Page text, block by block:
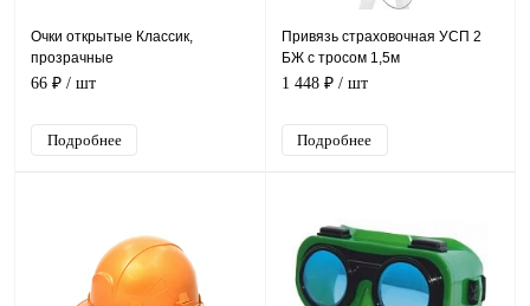
Очки открытые Классик,
прозрачные
66 ₽ / шт
Подробнее
Привязь страховочная УСП 2
БЖ с тросом 1,5м
1 448 ₽ / шт
Подробнее